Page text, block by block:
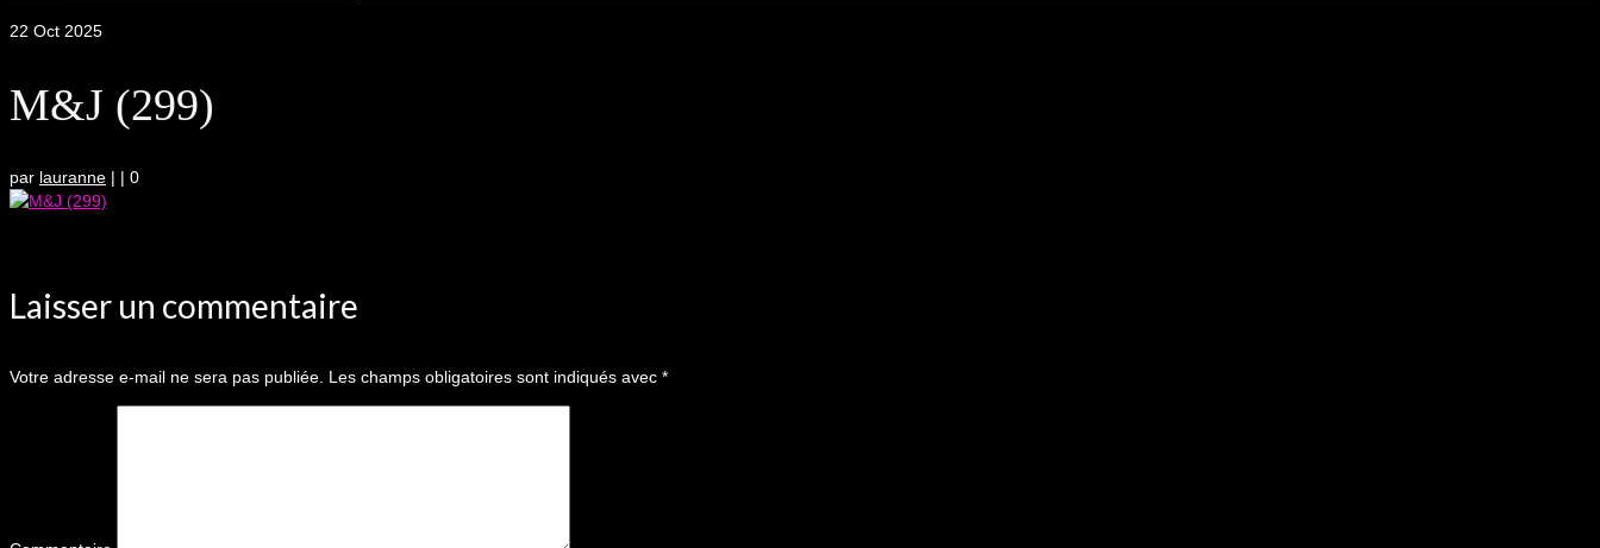
22 Oct 2025
M&J (299)
par lauranne | | 0
Laisser un commentaire
Votre adresse e-mail ne sera pas publiée. Les champs obligatoires sont indiqués avec *